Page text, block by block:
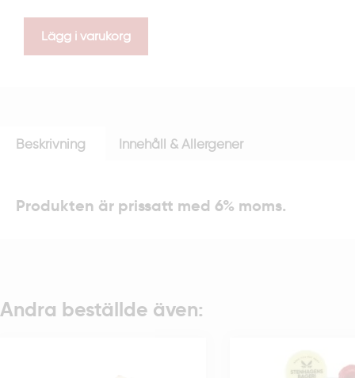
Lägg i varukorg
Beskrivning Innehåll & Allergener
Produkten är prissatt med 6% moms.
Andra beställde även: